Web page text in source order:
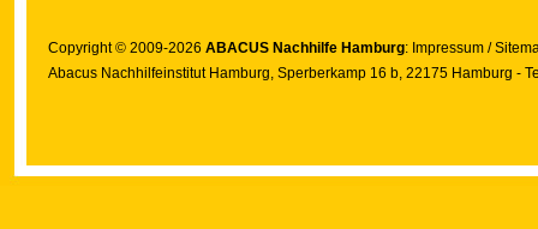
Copyright © 2009-2026 ABACUS Nachhilfe Hamburg: Impressum /
Abacus Nachhilfeinstitut Hamburg, Sperberkamp 16 b, 22175 Hamburg -